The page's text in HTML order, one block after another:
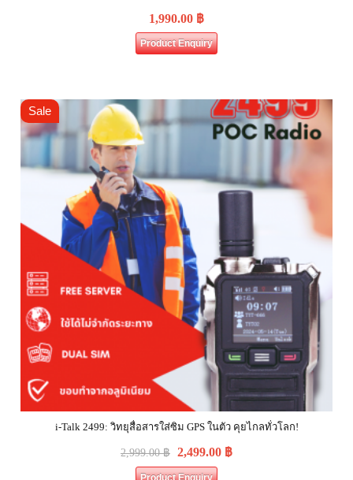
1,990.00 ฿
Product Enquiry
Sale
i-Talk 2499: วิทยุสื่อสารใส่ซิม GPS ในตัว คุยไกลทั่วโลก!
2,999.00฿ 2,499.00 ฿
Product Enquiry